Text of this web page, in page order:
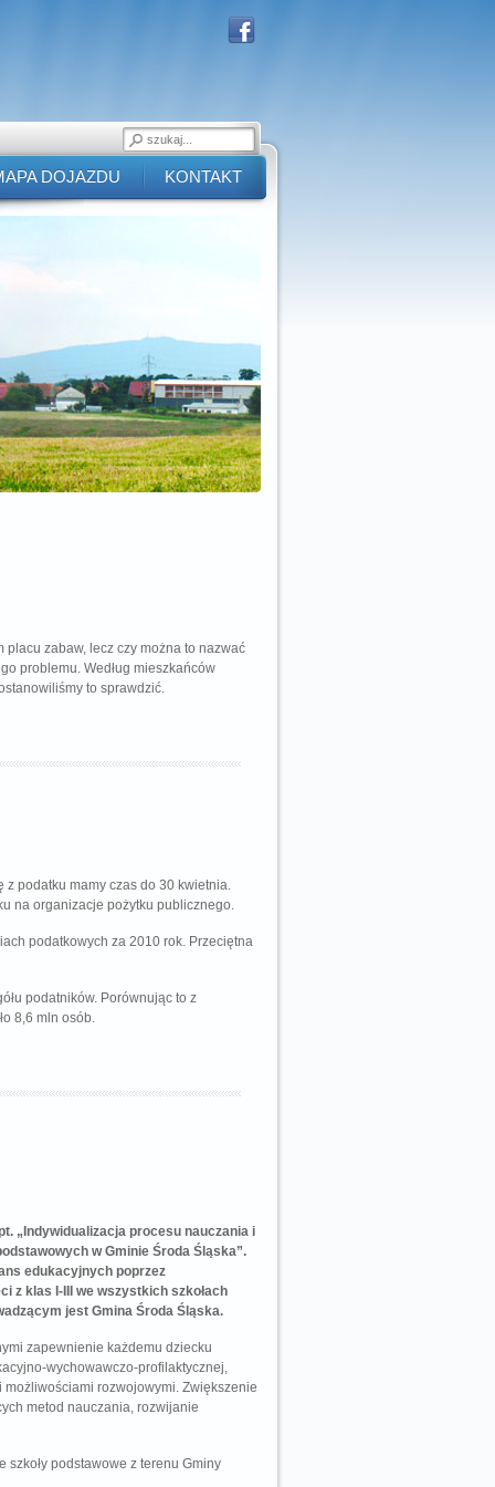
DOJAZDU KONTAKT
zabaw, lecz czy można to nazwać
problemu. Według mieszkańców
to sprawdzić.
z podatku mamy czas do 30 kwietnia.
na organizacje pożytku publicznego.
podatkowych za 2010 rok. Przeciętna
podatników. Porównując to z
8,6 mln osób.
„Indywidualizacja procesu nauczania i
w Gminie Środa Śląska”.
edukacyjnych poprzez
z klas I-III we wszystkich szkołach
jest Gmina Środa Śląska.
zapewnienie każdemu dziecku
wychowawczo-profilaktycznej,
rozwojowymi. Zwiększenie
metod nauczania, rozwijanie
szkoły podstawowe z terenu Gminy